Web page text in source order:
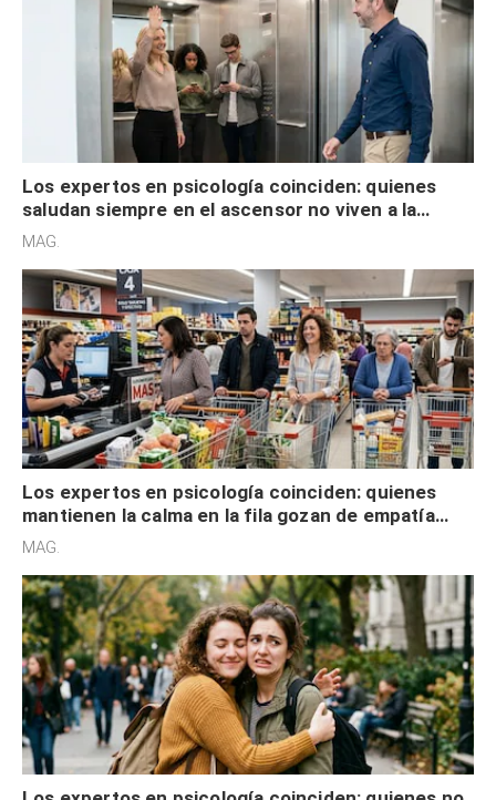
Los expertos en psicología coinciden: quienes
saludan siempre en el ascensor no viven a la
defensiva y tienen apertura social
MAG.
Los expertos en psicología coinciden: quienes
mantienen la calma en la fila gozan de empatía
cognitiva, gratitud y no solo tienen autocontrol
MAG.